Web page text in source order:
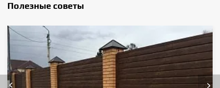
Полезные советы